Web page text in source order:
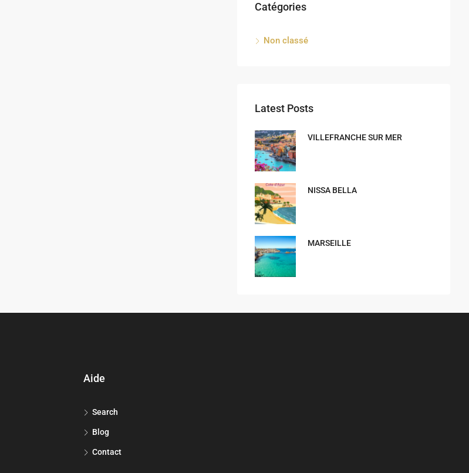
Catégories
Non classé
Latest Posts
VILLEFRANCHE SUR MER
NISSA BELLA
MARSEILLE
Aide
Search
Blog
Contact